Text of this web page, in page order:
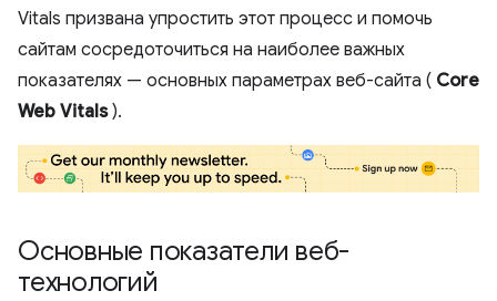
Vitals призвана упростить этот процесс и помочь
сайтам сосредоточиться на наиболее важных
показателях — основных параметрах веб-сайта ( Core
Web Vitals).
Основные показатели веб-
технологий